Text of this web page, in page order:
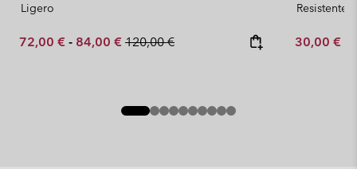
Ligero
Minimum sale price:
72,00 € - Maximum sale price:
84,00 € Regular price:
120,00 €
Resistente
Minimum
30,00 €